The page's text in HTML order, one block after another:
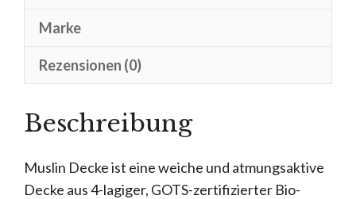
Marke
Rezensionen (0)
Beschreibung
Muslin Decke ist eine weiche und atmungsaktive
Decke aus 4-lagiger, GOTS-zertifizierter Bio-